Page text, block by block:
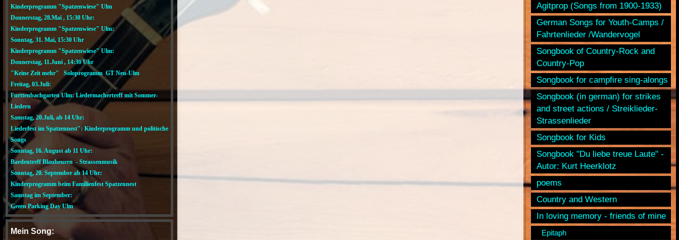
Kinderprogramm "Spatzenwiese" Ulm
Donnerstag, 28.Mai , 15:30 Uhr:
Kinderprogramm "Spatzenwiese" Ulm:
Sonntag, 31. Mai, 15:30 Uhr
Kinderprogramm "Spatzenwiese" Ulm:
Donnerstag, 11.Juni , 14:30 Uhr
"Keine Zeit mehr" Soloprogramm GT Neu-Ulm
Freitag, 03.Juli:
Furttenbachgarten Ulm: Liedermachertreff mit Sommer-
Liedern
Samstag, 20.Juli, ab 14 Uhr:
Liederfest im Spatzennest": Kinderprogramm und politische
Songs
Sonntag, 16. August ab 11 Uhr:
Bardentreff Blaubeuren - Strassenmusik
Sonntag, 20. September ab 14 Uhr:
Kinderprogramm beim Familienfest Spatzennest
Samstag im September:
Green Parking Day Ulm
Mein Song:
Agitprop (Songs from 1900-1933)
German Songs for Youth-Camps /
Fahrtenlieder /Wandervogel
Songbook of Country-Rock and
Country-Pop
Songbook for campfire sing-alongs
Songbook (in german) for strikes
and street actions / Streiklieder-
Strassenlieder
Songbook for Kids
Songbook "Du liebe treue Laute" -
Autor: Kurt Heerklotz
poems
Country and Western
In loving memory - friends of mine
Epitaph